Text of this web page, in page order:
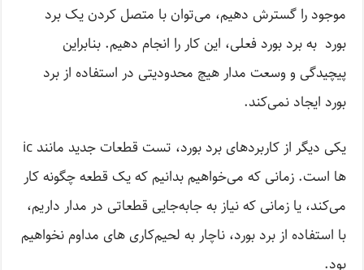
موجود را گسترش دهیم، می‌توان با متصل کردن یک برد
بورد به برد بورد فعلی، این کار را انجام دهیم. بنابراین
پیچیدگی و وسعت مدار هیچ محدودیتی در استفاده از برد
بورد ایجاد نمی‌کند.
یکی دیگر از کاربردهای برد بورد، تست قطعات جدید مانند ic
ها است. زمانی که می‌خواهیم بدانیم که یک قطعه چگونه کار
می‌کند، یا زمانی که نیاز به جابه‌جایی قطعاتی در مدار داریم،
با استفاده از برد بورد، ناچار به لحیم‌کاری های مداوم نخواهیم
بود.